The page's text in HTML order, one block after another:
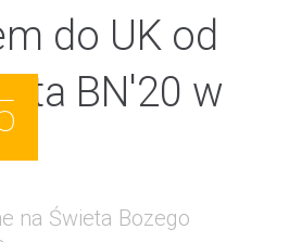
do UK od
BN'20 w
na Świeta Bozego